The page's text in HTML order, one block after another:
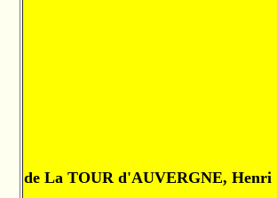
de La TOUR d'AUVERGNE, Henri